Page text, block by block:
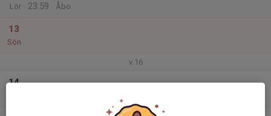
Lör
23:59
Åbo
13
Sön
v.16
14